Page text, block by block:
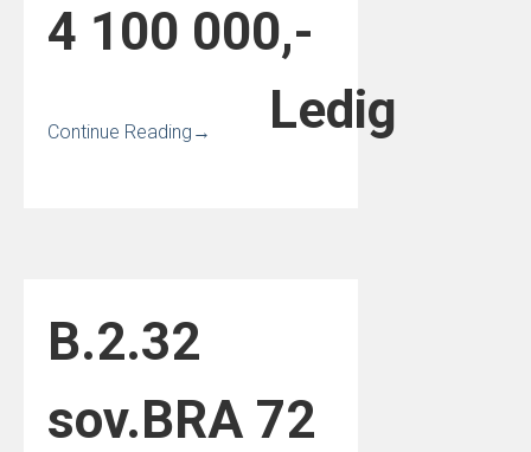
4 100 000,-
Ledig
Continue Reading →
B.2.32
sov.BRA 72